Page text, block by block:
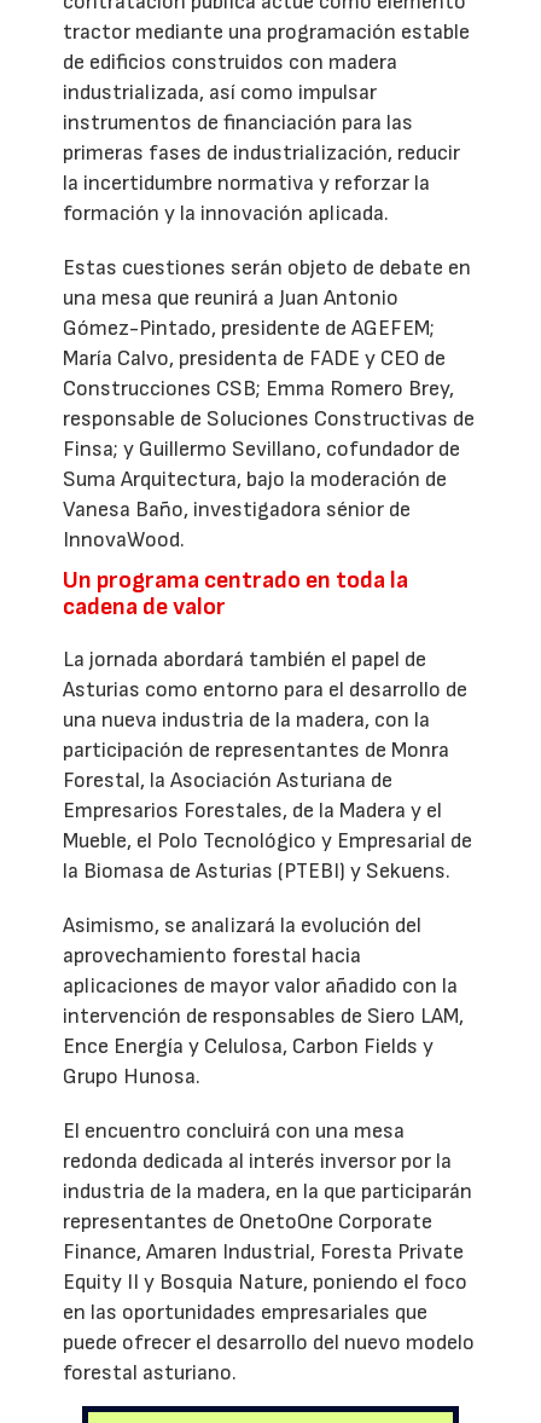
tractor mediante una programación estable
de edificios construidos con madera
industrializada, así como impulsar
instrumentos de financiación para las
primeras fases de industrialización, reducir
la incertidumbre normativa y reforzar la
formación y la innovación aplicada.
Estas cuestiones serán objeto de debate en
una mesa que reunirá a Juan Antonio
Gómez-Pintado, presidente de AGEFEM;
María Calvo, presidenta de FADE y CEO de
Construcciones CSB; Emma Romero Brey,
responsable de Soluciones Constructivas de
Finsa; y Guillermo Sevillano, cofundador de
Suma Arquitectura, bajo la moderación de
Vanesa Baño, investigadora sénior de
InnovaWood.
Un programa centrado en toda la
cadena de valor
La jornada abordará también el papel de
Asturias como entorno para el desarrollo de
una nueva industria de la madera, con la
participación de representantes de Monra
Forestal, la Asociación Asturiana de
Empresarios Forestales, de la Madera y el
Mueble, el Polo Tecnológico y Empresarial de
la Biomasa de Asturias (PTEBI) y Sekuens.
Asimismo, se analizará la evolución del
aprovechamiento forestal hacia
aplicaciones de mayor valor añadido con la
intervención de responsables de Siero LAM,
Ence Energía y Celulosa, Carbon Fields y
Grupo Hunosa.
El encuentro concluirá con una mesa
redonda dedicada al interés inversor por la
industria de la madera, en la que participarán
representantes de OnetoOne Corporate
Finance, Amaren Industrial, Foresta Private
Equity II y Bosquia Nature, poniendo el foco
en las oportunidades empresariales que
puede ofrecer el desarrollo del nuevo modelo
forestal asturiano.